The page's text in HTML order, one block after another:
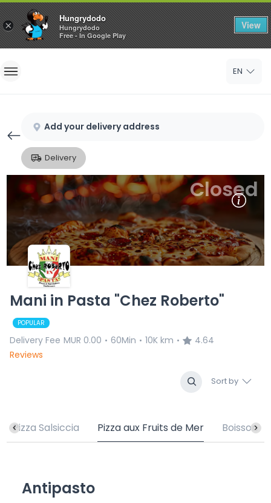
×
Hungrydodo
Hungrydodo
Free - In Google Play
View
Home
Sign Up
EN
Add your delivery address
Delivery
Mani in Pasta "Chez Roberto"
POPULAR
Delivery Fee MUR 0.00 • 60Min • 10K km •
4.64
Reviews
Sort by
Closed
Pizza Salsiccia Pizza aux Fruits de Mer Boisson
Antipasto